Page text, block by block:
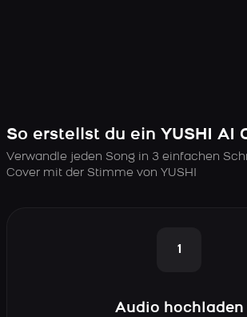
So erstellst du ein YUSHI AI
Verwandle jeden Song in 3 einfachen
Cover mit der Stimme von YUSHI
1
Audio hochladen